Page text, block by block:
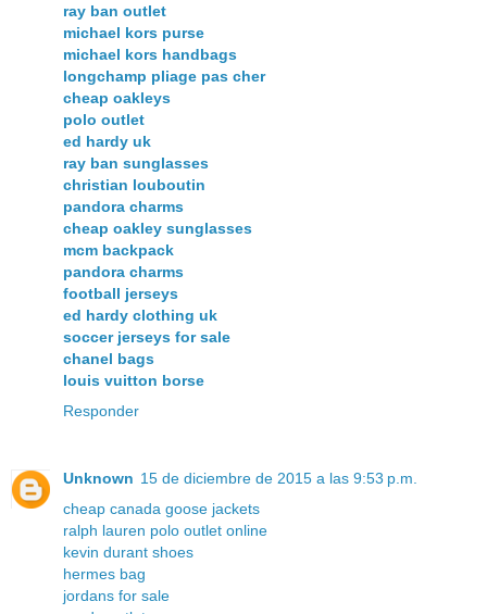
ray ban outlet
michael kors purse
michael kors handbags
longchamp pliage pas cher
cheap oakleys
polo outlet
ed hardy uk
ray ban sunglasses
christian louboutin
pandora charms
cheap oakley sunglasses
mcm backpack
pandora charms
football jerseys
ed hardy clothing uk
soccer jerseys for sale
chanel bags
louis vuitton borse
Responder
Unknown 15 de diciembre de 2015 a las 9:53 p.m.
cheap canada goose jackets
ralph lauren polo outlet online
kevin durant shoes
hermes bag
jordans for sale